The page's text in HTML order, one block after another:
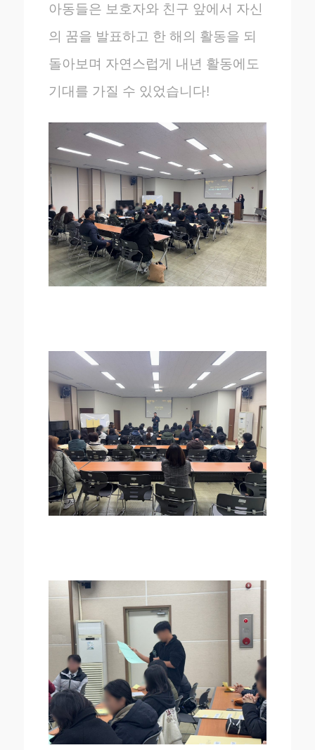
아동들은 보호자와 친구 앞에서 자신
의 꿈을 발표하고 한 해의 활동을 되
돌아보며 자연스럽게 내년 활동에도
기대를 가질 수 있었습니다!